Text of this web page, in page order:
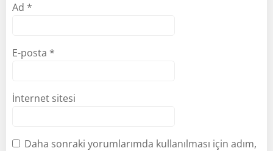
Ad *
E-posta *
İnternet sitesi
Daha sonraki yorumlarımda kullanılması için adım,